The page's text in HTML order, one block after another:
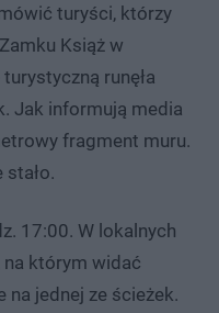
turyści, którzy
Książ w
runęła
Jak informują media
fragment muru.
stało.
17:00. W lokalnych
na którym widać
na jednej ze ścieżek.